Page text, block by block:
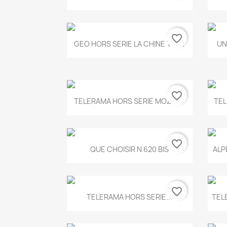
Aperçu rapide
GEO HORS SERIE LA CHINE T.497
favorite_border
Aperçu rapide
TELERAMA HORS SERIE MOZART
favorite_border
Aperçu rapide
QUE CHOISIR N 620 BIS favorite_border
Aperçu rapide
TELERAMA HORS SERIE...favorite_border